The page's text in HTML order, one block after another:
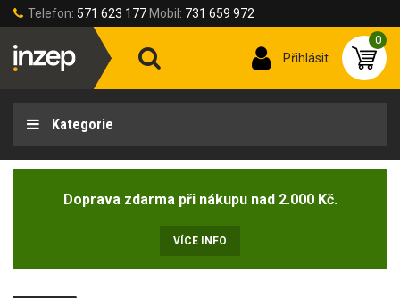
Telefon: 571 623 177 Mobil: 731 659 972
Přihlásit
0
Kategorie
Doprava zdarma při nákupu nad 2.000 Kč.
VÍCE INFO